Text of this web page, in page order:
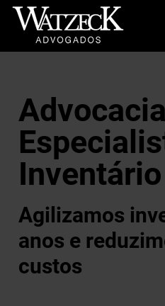
Advocacia
Inventário
Agilizamos
anos e
custos